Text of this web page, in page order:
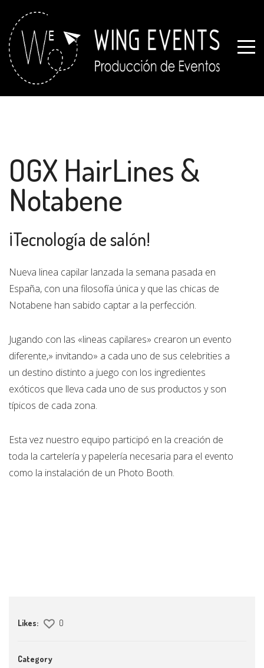
OGX HairLines &
Notabene
¡Tecnología de salón!
Nueva linea capilar lanzada la semana pasada en
España, con una filosofía única y que las chicas de
Notabene han sabido captar a la perfección.
Jugando con las «lineas capilares» crearon un evento
diferente,» invitando» a cada uno de sus celebrities a
un destino distinto a juego con los ingredientes
exóticos que lleva cada uno de sus productos y son
típicos de cada zona.
Esta vez nuestro equipo participó en la creación de
toda la cartelería y papelería necesaria para el evento
como la instalación de un Photo Booth.
Likes: 0
Category